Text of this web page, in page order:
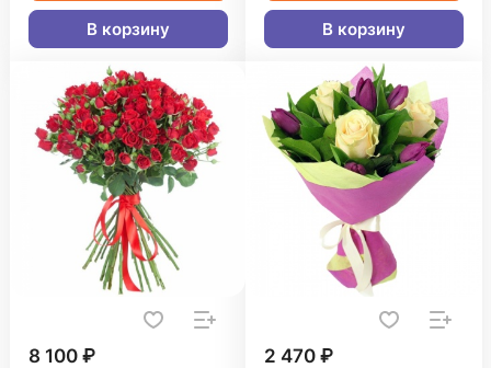
В корзину В корзину
8 100 ₽ 2 470 ₽